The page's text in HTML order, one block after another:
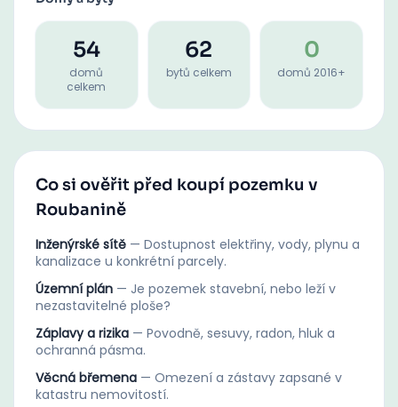
54
domů
celkem
62
bytů celkem
0
domů 2016+
Co si ověřit před koupí pozemku v
Roubanině
Inženýrské sítě — Dostupnost elektřiny, vody, plynu a
kanalizace u konkrétní parcely.
Územní plán — Je pozemek stavební, nebo leží v
nezastavitelné ploše?
Záplavy a rizika — Povodně, sesuvy, radon, hluk a
ochranná pásma.
Věcná břemena — Omezení a zástavy zapsané v
katastru nemovitostí.